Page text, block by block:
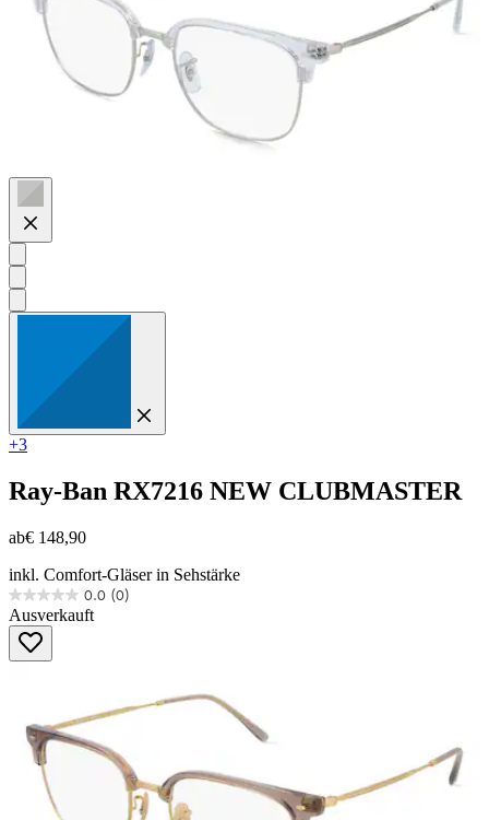
+3
Ray-Ban RX7216 NEW CLUBMASTER
ab€ 148,90
inkl. Comfort-Gläser in Sehstärke
0.0 (0)
0.0
von
Sternen.
Ausverkauft